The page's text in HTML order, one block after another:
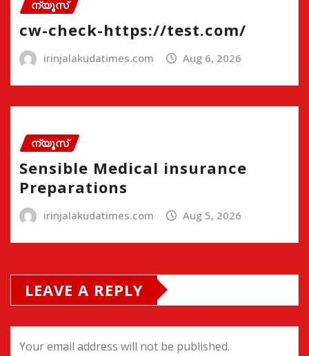
ന്യൂസ്
cw-check-https://test.com/
irinjalakudatimes.com Aug 6, 2026
ന്യൂസ്
Sensible Medical insurance
Preparations
irinjalakudatimes.com Aug 5, 2026
LEAVE A REPLY
Your email address will not be published.